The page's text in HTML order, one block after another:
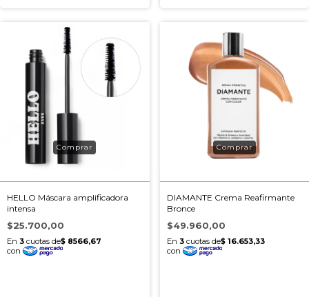
HELLO Máscara amplificadora
intensa
$25.700,00
DIAMANTE Crema Reafirmante
Bronce
$49.960,00